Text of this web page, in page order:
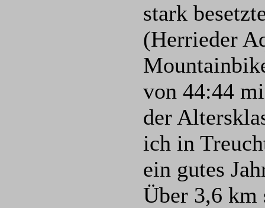
stark
(Herrieder
von 44:44
der
ich in
ein gutes
Über 3,6 km